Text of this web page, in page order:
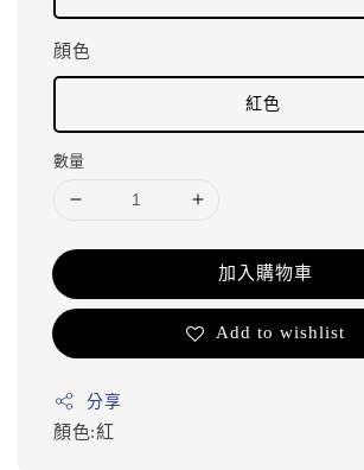
顔色
紅色
數量
加入購物車
Add to wishlist
分享
顏色:紅